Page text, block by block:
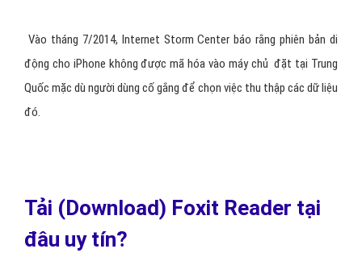
Vào tháng 7/2014, Internet Storm Center báo rằng phiên bản di
động cho iPhone không được mã hóa vào máy chủ đặt tại Trung
Quốc mặc dù người dùng cố gắng để chọn việc thu thập các dữ liệu
đó.
Tải (Download) Foxit Reader tại
đâu uy tín?